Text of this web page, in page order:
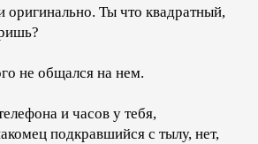
Ты что квадратный,
не общался на нем.
и часов у тебя,
подкравшийся с тылу, нет,